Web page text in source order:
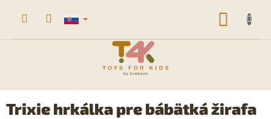
Trixie hrkálka pre bábätká žirafa